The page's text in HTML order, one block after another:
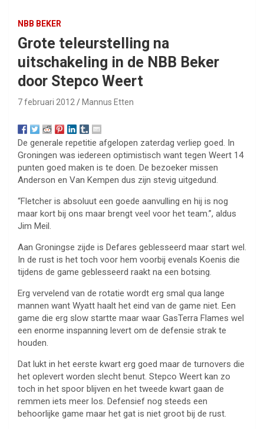
NBB BEKER
Grote teleurstelling na
uitschakeling in de NBB Beker
door Stepco Weert
7 februari 2012 Mannus Etten
De generale repetitie afgelopen zaterdag verliep goed. In
Groningen was iedereen optimistisch want tegen Weert 14
punten goed maken is te doen. De bezoeker missen
Anderson en Van Kempen dus zijn stevig uitgedund.
“Fletcher is absoluut een goede aanvulling en hij is nog
maar kort bij ons maar brengt veel voor het team.”, aldus
Jim Meil.
Aan Groningse zijde is Defares geblesseerd maar start wel.
In de rust is het toch voor hem voorbij evenals Koenis die
tijdens de game geblesseerd raakt na een botsing.
Erg vervelend van de rotatie wordt erg smal qua lange
mannen want Wyatt haalt het eind van de game niet. Een
game die erg slow startte maar waar GasTerra Flames wel
een enorme inspanning levert om de defensie strak te
houden.
Dat lukt in het eerste kwart erg goed maar de turnovers die
het oplevert worden slecht benut. Stepco Weert kan zo
toch in het spoor blijven en het tweede kwart gaan de
remmen iets meer los. Defensief nog steeds een
behoorlijke game maar het gat is niet groot bij de rust.